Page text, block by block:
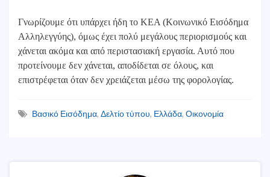
Γνωρίζουμε ότι υπάρχει ήδη το ΚΕΑ (Κοινωνικό Εισόδημα
Αλληλεγγύης), όμως έχει πολύ μεγάλους περιορισμούς και
χάνεται ακόμα και από περιστασιακή εργασία. Αυτό που
προτείνουμε δεν χάνεται, αποδίδεται σε όλους, και
επιστρέφεται όταν δεν χρειάζεται μέσω της φορολογίας.
Βασικό Εισόδημα, Δελτίο τύπου, Ελλάδα, Οικονομία